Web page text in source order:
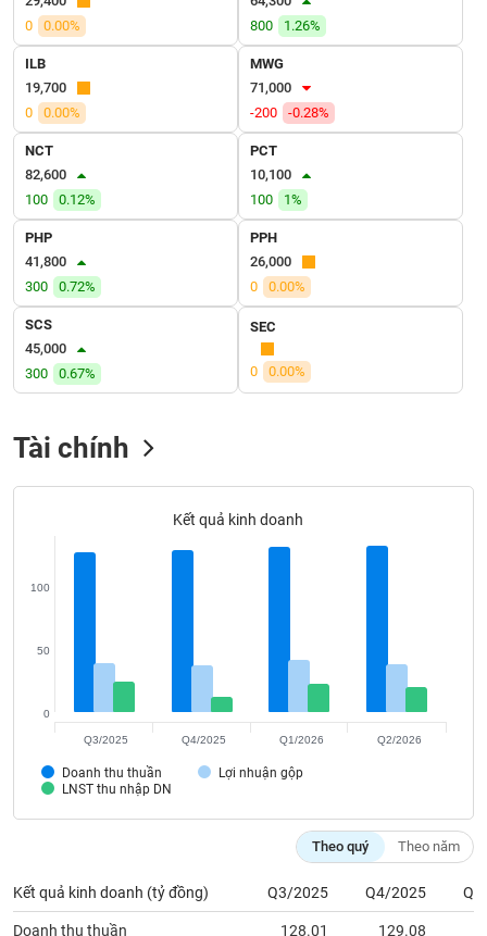
0
0.00%
800
1.26%
ILB
19,700
0
0.00%
MWG
71,000
-200
-0.28%
NCT
82,600
100
0.12%
PCT
10,100
100
1%
PHP
41,800
300
0.72%
PPH
26,000
0
0.00%
SCS
45,000
300
0.67%
SEC
0 0.00%
Tài chính
Kết quả kinh doanh
Doanh thu thuần
Lợi nhuận gộp
LNST thu nhập DN
0
50
100
Q3/2025 Q4/2025 Q1/2026 Q2/2026
Theo quý Theo năm
Kết quả kinh doanh (tỷ đồng) Q3/2025 Q4/2025
Doanh thu thuần 128.01 129.08
VỤ
TRUYỀN
ÍCH
BẤT
ĐỘNG
SẢN
Mã
khoán
(-)
Chứng
(-)
tức
Bài
(-)